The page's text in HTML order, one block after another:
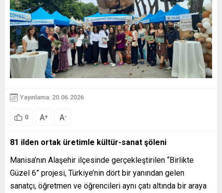
Yayınlama: 20.06.2026
0 A+ A-
81 ilden ortak üretimle kültür-sanat şöleni
Manisa’nın Alaşehir ilçesinde gerçekleştirilen “Birlikte
Güzel 6” projesi, Türkiye’nin dört bir yanından gelen
sanatçı, öğretmen ve öğrencileri aynı çatı altında bir araya